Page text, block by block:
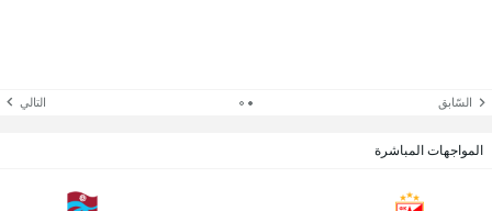
السّابق التالي
المواجهات المباشرة